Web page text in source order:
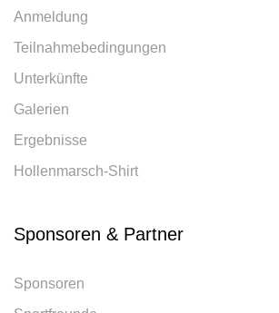
Anmeldung
Teilnahmebedingungen
Unterkünfte
Galerien
Ergebnisse
Hollenmarsch-Shirt
Sponsoren & Partner
Sponsoren